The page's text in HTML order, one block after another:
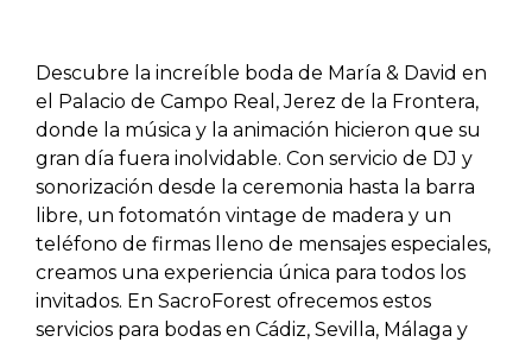
Descubre la increíble boda de María & David en
el Palacio de Campo Real, Jerez de la Frontera,
donde la música y la animación hicieron que su
gran día fuera inolvidable. Con servicio de DJ y
sonorización desde la ceremonia hasta la barra
libre, un fotomatón vintage de madera y un
teléfono de firmas lleno de mensajes especiales,
creamos una experiencia única para todos los
invitados. En SacroForest ofrecemos estos
servicios para bodas en Cádiz, Sevilla, Málaga y